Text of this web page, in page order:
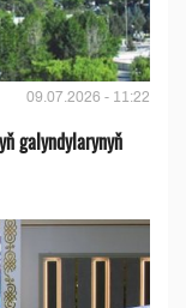
09.07.2026 - 11:22
galyndylarynyň